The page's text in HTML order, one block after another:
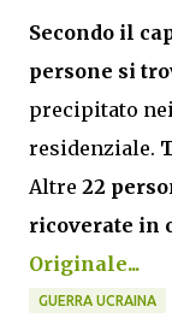
Secondo il
persone si
precipitato
residenziale.
Altre 22
ricoverate in
Originale...
GUERRA UCRAINA